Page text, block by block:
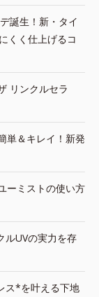
誕生！新・タイ
くく仕上げるコ
リンクルセラ
単＆キレイ！新発
ーミストの使い方
ルUVの実力を存
ス*を叶える下地